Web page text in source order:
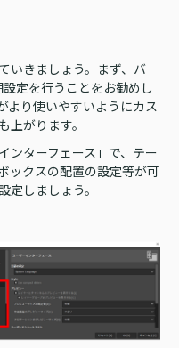
いきましょう。まず、バ
定を行うことをお勧めし
より使いやすいようにカス
がります。
ンターフェース」で、テー
ックスの配置の設定等が可
しましょう。